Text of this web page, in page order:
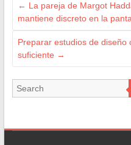
← La pareja de Margot
mantiene discreto en la
Preparar estudios de diseño
suficiente →